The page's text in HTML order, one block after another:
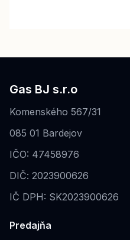
Gas BJ s.r.o
Komenského 567/31
085 01 Bardejov
IČO: 47458976
DIČ: 2023900626
IČ DPH: SK2023900626
Predajňa